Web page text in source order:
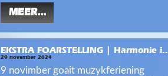
MEER...
EKSTRA FOARSTELLING | Harmonie
29 november 2024
9 novimber goait muzykferiening